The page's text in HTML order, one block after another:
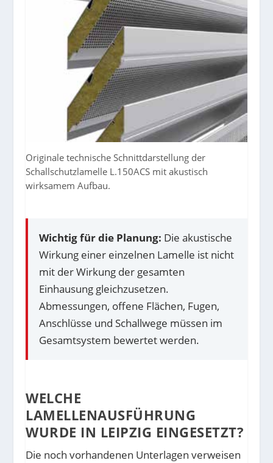
Originale technische Schnittdarstellung der
Schallschutzlamelle L.150ACS mit akustisch
wirksamem Aufbau.
Wichtig für die Planung: Die akustische
Wirkung einer einzelnen Lamelle ist nicht
mit der Wirkung der gesamten
Einhausung gleichzusetzen.
Abmessungen, offene Flächen, Fugen,
Anschlüsse und Schallwege müssen im
Gesamtsystem bewertet werden.
WELCHE
LAMELLENAUSFÜHRUNG
WURDE IN LEIPZIG EINGESETZT?
Die noch vorhandenen Unterlagen verweisen